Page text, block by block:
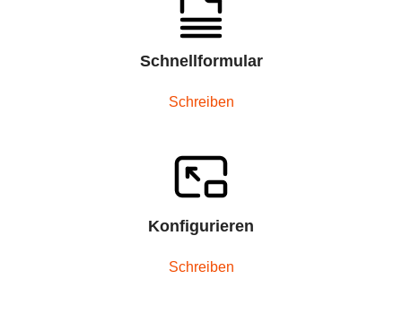
Schnellformular
Schreiben
Konfigurieren
Schreiben